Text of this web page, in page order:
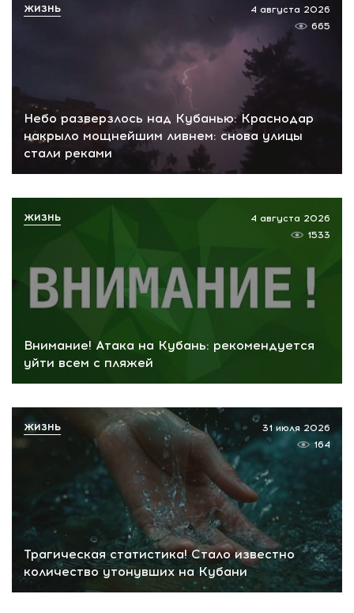
Небо разверзлось над Кубанью: Краснодар
накрыло мощнейшим ливнем: снова улицы
стали реками
4 августа 2026
665
ЖИЗНЬ
Внимание! Атака на Кубань: рекомендуется
уйти всем с пляжей
4 августа 2026
1533
ЖИЗНЬ
Трагическая статистика! Стало известно
количество утонувших на Кубани
31 июля 2026
164
ЖИЗНЬ